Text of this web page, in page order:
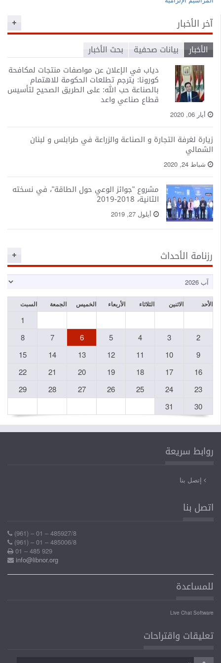
آخر الأخبار
الأخبار بيانات صحفية بحث الأخبار
دياب في الإعلان عن مواصفات منتجات لمكافحة
كورونا: يترجم تطلعات الحكومة للاهتمام
بالصناعة حب الله: على الطريق الصحيح لتأسيس
قطاع صناعي واعد
أيار 06, 2020
زيارة لغرفة التجارة و الصناعة والزراعة في طرابلس و لبنان
الشمالي
شباط 24, 2020
مشروع "جوائز الوعي حول الطاقة"، في نسخته
الثانية، 2018-2019
أيلول 27, 2019
رزنامة الأحداث
الأحد الاثنين الثلاثاء الأربعاء الخميس الجمعة السبت
1
2
3
4
5
6
7
8
9
10
11
12
13
14
15
16
17
18
19
20
21
22
23
24
25
26
27
28
29
30
31
روابط سريعة
إتصل بنا
اتصل بنا
(961) – 01 – 485927/8
(961) – 01 – 485006/8
01 – 485 929
info@libnor.org
للمساعدة
Live Chat Software
تعليقات واقتراحات